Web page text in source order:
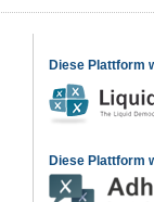
Diese Plattform
Diese Plattform